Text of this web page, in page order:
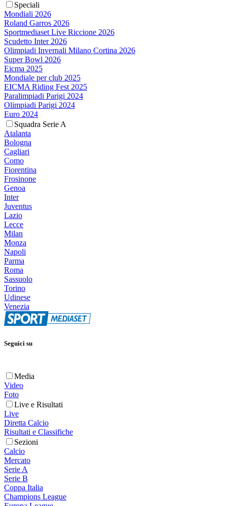
Speciali
Mondiali 2026
Roland Garros 2026
Sportmediaset Live Riccione 2026
Scudetto Inter 2026
Olimpiadi Invernali Milano Cortina 2026
Super Bowl 2026
Eicma 2025
Mondiale per club 2025
EICMA Riding Fest 2025
Paralimpiadi Parigi 2024
Olimpiadi Parigi 2024
Euro 2024
Squadra Serie A
Atalanta
Bologna
Cagliari
Como
Fiorentina
Frosinone
Genoa
Inter
Juventus
Lazio
Lecce
Milan
Monza
Napoli
Parma
Roma
Sassuolo
Torino
Udinese
Venezia
Seguici su
Media
Video
Foto
Live e Risultati
Live
Diretta Calcio
Risultati e Classifiche
Sezioni
Calcio
Mercato
Serie A
Serie B
Coppa Italia
Champions League